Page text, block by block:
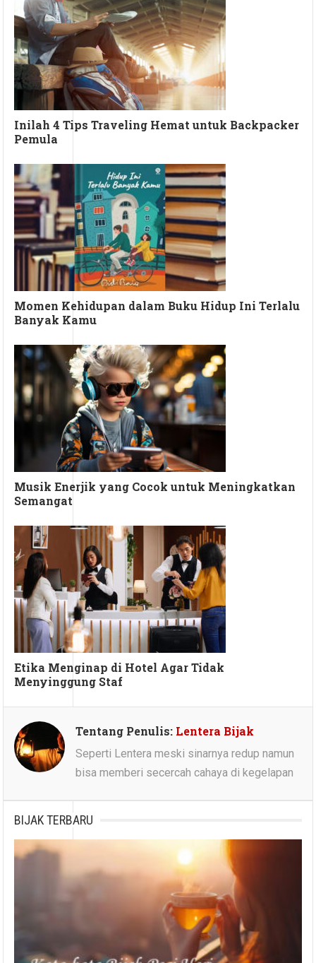
Inilah 4 Tips Traveling Hemat untuk Backpacker
Pemula
Momen Kehidupan dalam Buku Hidup Ini Terlalu
Banyak Kamu
Musik Enerjik yang Cocok untuk Meningkatkan
Semangat
Etika Menginap di Hotel Agar Tidak
Menyinggung Staf
Tentang Penulis: Lentera Bijak
Seperti Lentera meski sinarnya redup namun
bisa memberi secercah cahaya di kegelapan
BIJAK TERBARU